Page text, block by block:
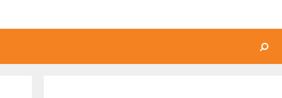
Search